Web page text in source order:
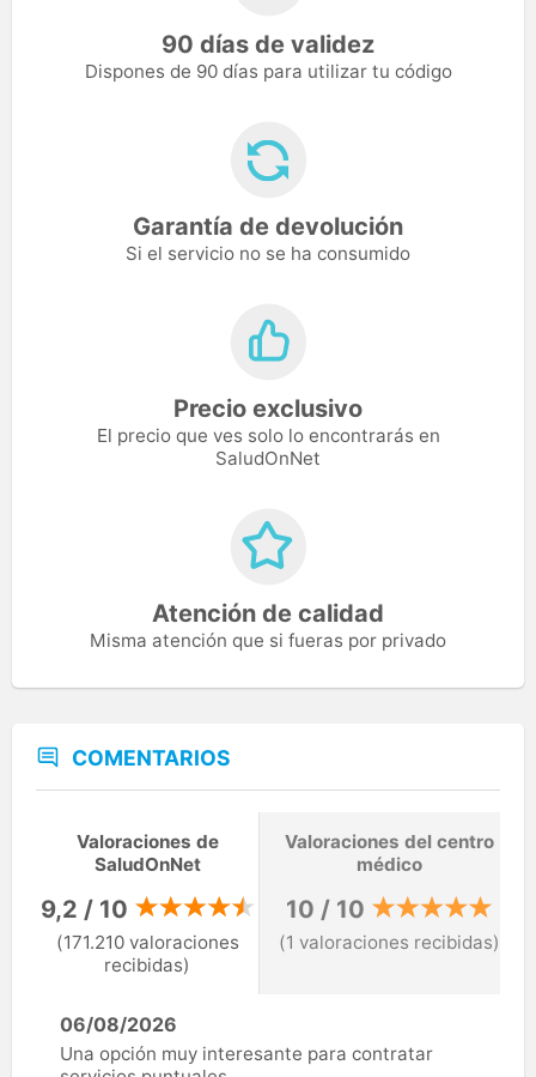
90 días de validez
Dispones de 90 días para utilizar tu código
Garantía de devolución
Si el servicio no se ha consumido
Precio exclusivo
El precio que ves solo lo encontrarás en
SaludOnNet
Atención de calidad
Misma atención que si fueras por privado
COMENTARIOS
Valoraciones de
SaludOnNet
9,2 / 10
(171.210 valoraciones
recibidas)
Valoraciones del centro
médico
10 / 10
(1 valoraciones recibidas)
06/08/2026
Una opción muy interesante para contratar